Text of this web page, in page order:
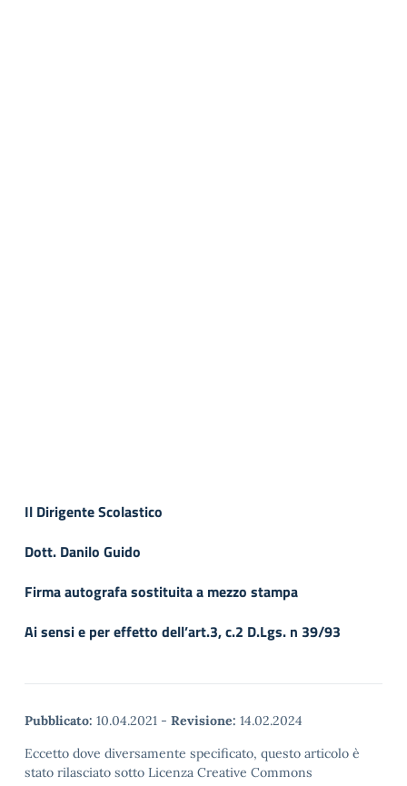
Il Dirigente Scolastico
Dott. Danilo Guido
Firma autografa sostituita a mezzo stampa
Ai sensi e per effetto dell’art.3, c.2 D.Lgs. n 39/93
Pubblicato: 10.04.2021 - Revisione: 14.02.2024
Eccetto dove diversamente specificato, questo articolo è
stato rilasciato sotto Licenza Creative Commons